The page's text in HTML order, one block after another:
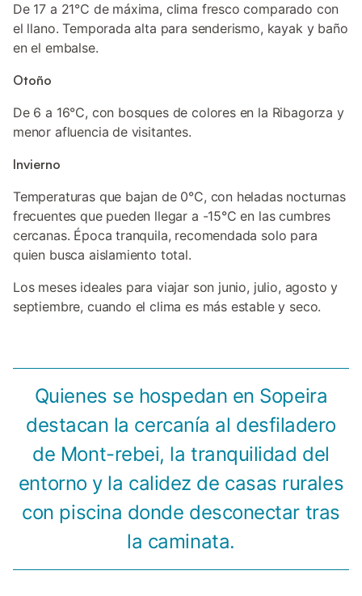
De 17 a 21°C de máxima, clima fresco comparado con
el llano. Temporada alta para senderismo, kayak y baño
en el embalse.
Otoño
De 6 a 16°C, con bosques de colores en la Ribagorza y
menor afluencia de visitantes.
Invierno
Temperaturas que bajan de 0°C, con heladas nocturnas
frecuentes que pueden llegar a -15°C en las cumbres
cercanas. Época tranquila, recomendada solo para
quien busca aislamiento total.
Los meses ideales para viajar son junio, julio, agosto y
septiembre, cuando el clima es más estable y seco.
Quienes se hospedan en Sopeira
destacan la cercanía al desfiladero
de Mont-rebei, la tranquilidad del
entorno y la calidez de casas rurales
con piscina donde desconectar tras
la caminata.